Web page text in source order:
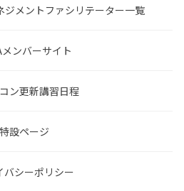
ジメントファシリテーター一覧
ンバーサイト
ン更新講習日程
特設ページ
バシーポリシー